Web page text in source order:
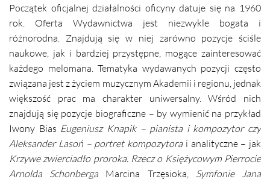
Początek oficjalnej działalności oficyny datuje się na 1960
rok. Oferta Wydawnictwa jest niezwykle bogata i
różnorodna. Znajdują się w niej zarówno pozycje ściśle
naukowe, jak i bardziej przystępne, mogące zainteresować
każdego melomana. Tematyka wydawanych pozycji często
związana jest z życiem muzycznym Akademii i regionu, jednak
większość prac ma charakter uniwersalny. Wśród nich
znajdują się pozycje biograficzne – by wymienić na przykład
Iwony Bias Eugeniusz Knapik – pianista i kompozytor czy
Aleksander Lasoń – portret kompozytora i analityczne – jak
Krzywe zwierciadło proroka. Rzecz o Księżycowym Pierrocie
Arnolda Schonberga Marcina Trzęsioka, Symfonie Jana